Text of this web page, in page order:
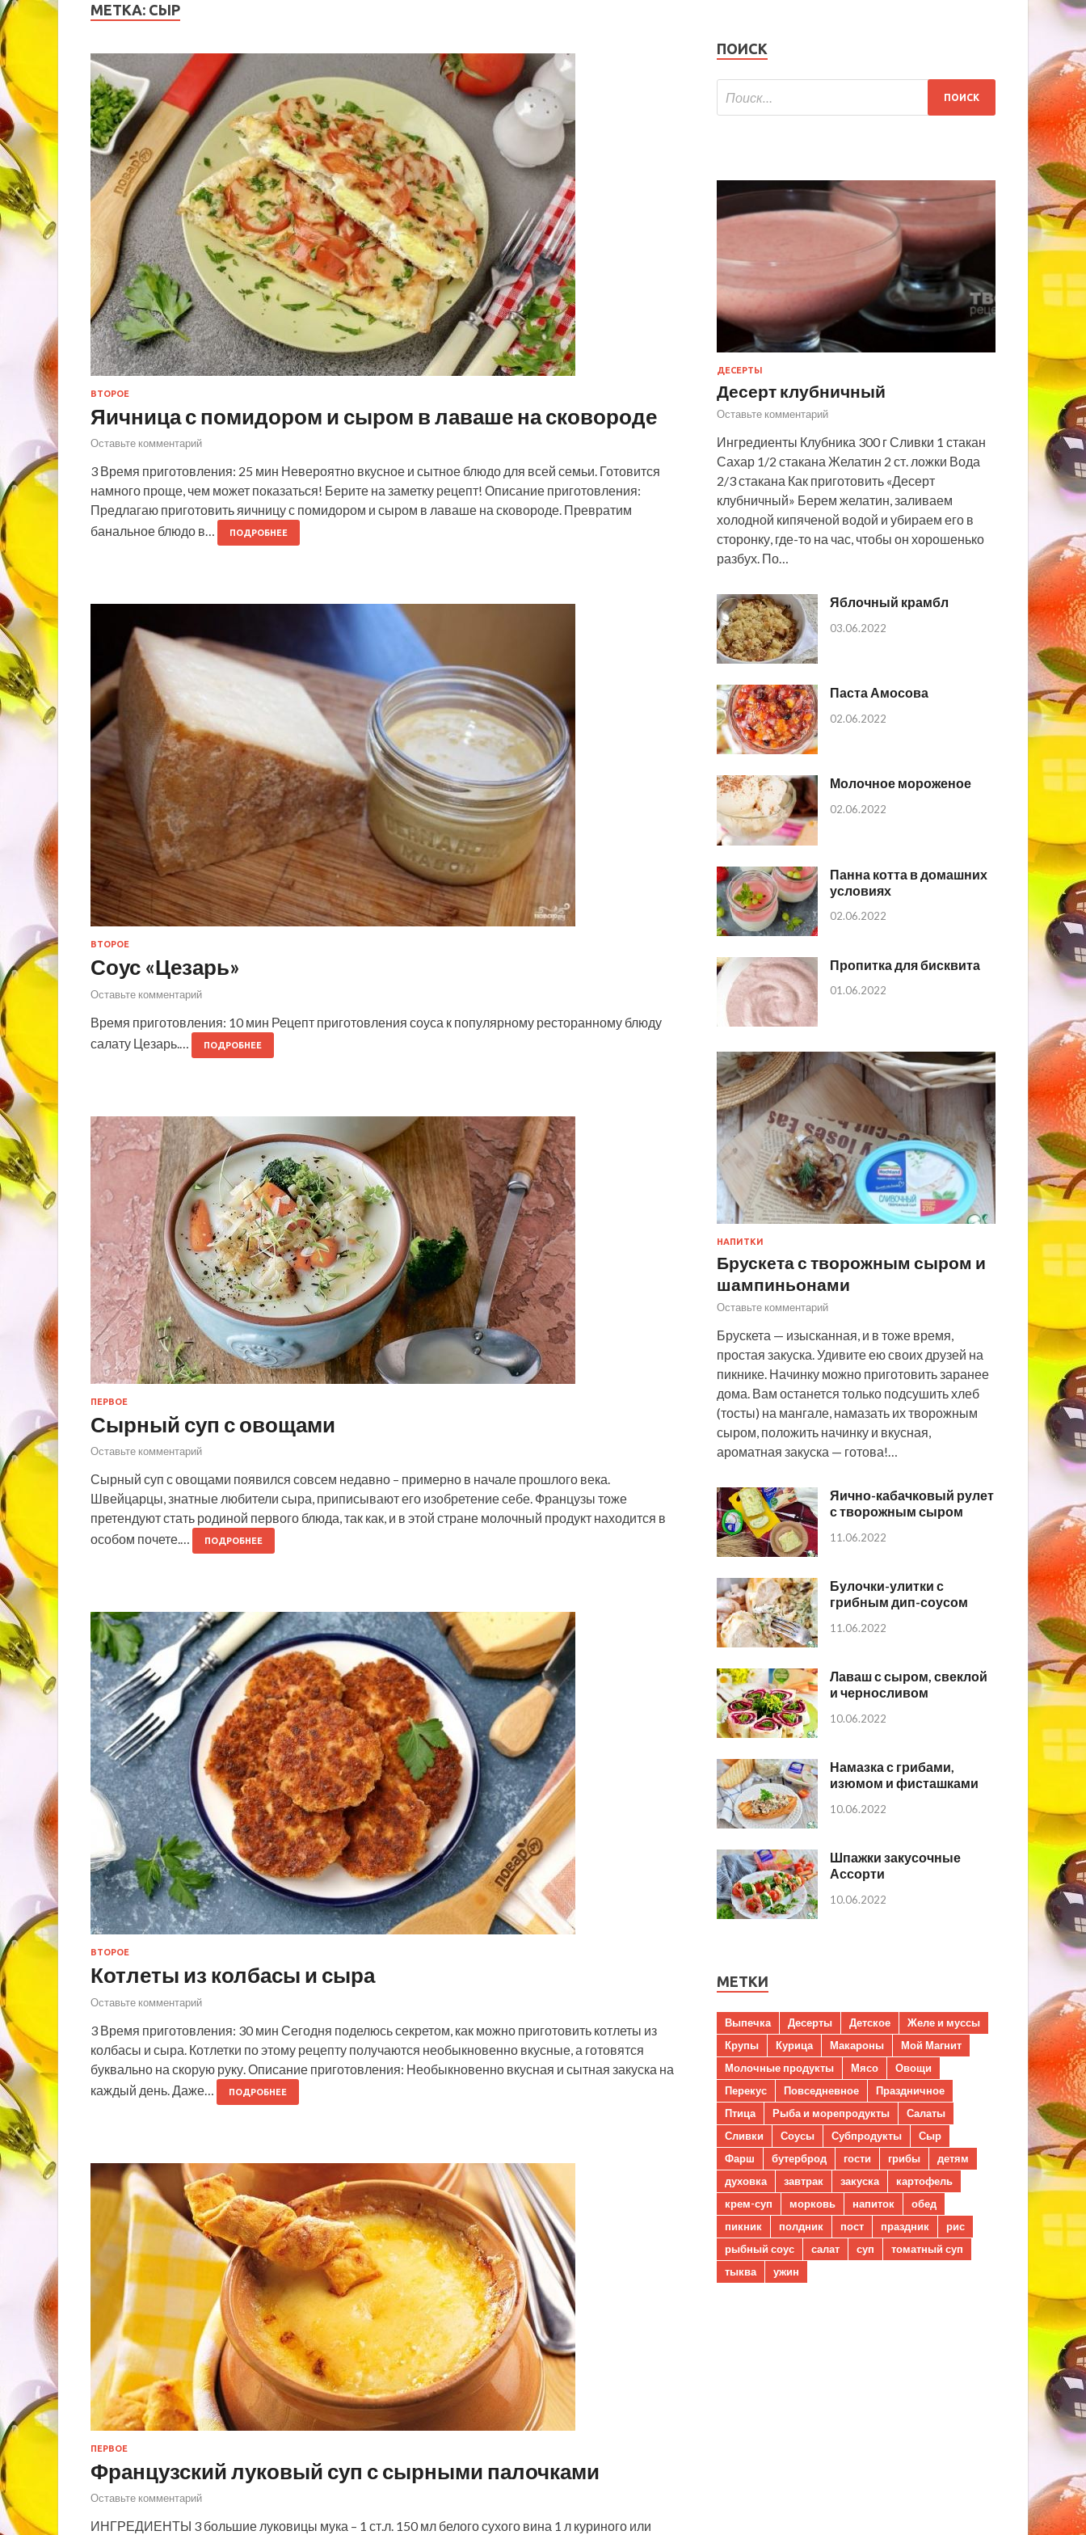
МЕТКА: СЫР
ВТОРОЕ
Яичница с помидором и сыром в лаваше на сковороде
Оставьте комментарий
3 Время приготовления: 25 мин Невероятно вкусное и сытное блюдо для всей семьи. Готовится
намного проще, чем может показаться! Берите на заметку рецепт! Описание приготовления:
Предлагаю приготовить яичницу с помидором и сыром в лаваше на сковороде. Превратим
банальное блюдо в…
ПОДРОБНЕЕ
ВТОРОЕ
Соус «Цезарь»
Оставьте комментарий
Время приготовления: 10 мин Рецепт приготовления соуса к популярному ресторанному блюду
салату Цезарь.…
ПОДРОБНЕЕ
ПЕРВОЕ
Сырный суп с овощами
Оставьте комментарий
Сырный суп с овощами появился совсем недавно – примерно в начале прошлого века.
Швейцарцы, знатные любители сыра, приписывают его изобретение себе. Французы тоже
претендуют стать родиной первого блюда, так как, и в этой стране молочный продукт находится в
особом почете.…
ПОДРОБНЕЕ
ВТОРОЕ
Котлеты из колбасы и сыра
Оставьте комментарий
3 Время приготовления: 30 мин Сегодня поделюсь секретом, как можно приготовить котлеты из
колбасы и сыра. Котлетки по этому рецепту получаются необыкновенно вкусные, а готовятся
буквально на скорую руку. Описание приготовления: Необыкновенно вкусная и сытная закуска на
каждый день. Даже…
ПОДРОБНЕЕ
ПЕРВОЕ
Французский луковый суп с сырными палочками
Оставьте комментарий
ИНГРЕДИЕНТЫ 3 большие луковицы мука – 1 ст.л. 150 мл белого сухого вина 1 л куриного или
ПОИСК
ДЕСЕРТЫ
Десерт клубничный
Оставьте комментарий
Ингредиенты Клубника 300 г Сливки 1 стакан
Сахар 1/2 стакана Желатин 2 ст. ложки Вода
2/3 стакана Как приготовить «Десерт
клубничный» Берем желатин, заливаем
холодной кипяченой водой и убираем его в
сторонку, где-то на час, чтобы он хорошенько
разбух. По…
Яблочный крамбл
03.06.2022
Паста Амосова
02.06.2022
Молочное мороженое
02.06.2022
Панна котта в домашних
условиях
02.06.2022
Пропитка для бисквита
01.06.2022
НАПИТКИ
Брускета с творожным сыром и
шампиньонами
Оставьте комментарий
Брускета — изысканная, и в тоже время,
простая закуска. Удивите ею своих друзей на
пикнике. Начинку можно приготовить заранее
дома. Вам останется только подсушить хлеб
(тосты) на мангале, намазать их творожным
сыром, положить начинку и вкусная,
ароматная закуска — готова!…
Яично-кабачковый рулет
с творожным сыром
11.06.2022
Булочки-улитки с
грибным дип-соусом
11.06.2022
Лаваш с сыром, свеклой
и черносливом
10.06.2022
Намазка с грибами,
изюмом и фисташками
10.06.2022
Шпажки закусочные
Ассорти
10.06.2022
МЕТКИ
Выпечка Десерты Детское
Желе и муссы
Крупы
Курица Макароны
Мой Магнит
Молочные продукты
Мясо
Овощи
Перекус
Повседневное
Праздничное
Птица
Рыба и морепродукты
Салаты
Сливки
Соусы Субпродукты
Сыр
Фарш
бутерброд гости грибы
детям
духовка
завтрак закуска
картофель
крем-суп
морковь напиток
обед
пикник
полдник пост праздник
рис
рыбный соус
салат суп
томатный суп
тыква
ужин